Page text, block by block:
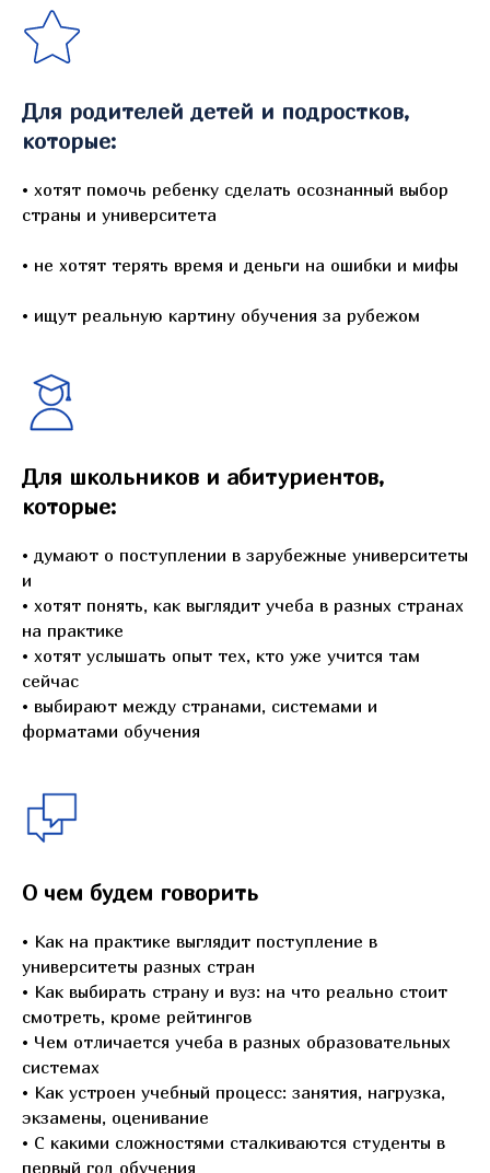
Для родителей детей и подростков,
которые:
• хотят помочь ребенку сделать осознанный выбор
страны и университета
• не хотят терять время и деньги на ошибки и мифы
• ищут реальную картину обучения за рубежом
Для школьников и абитуриентов,
которые:
• думают о поступлении в зарубежные университеты
и
• хотят понять, как выглядит учеба в разных странах
на практике
• хотят услышать опыт тех, кто уже учится там
сейчас
• выбирают между странами, системами и
форматами обучения
О чем будем говорить
• Как на практике выглядит поступление в
университеты разных стран
• Как выбирать страну и вуз: на что реально стоит
смотреть, кроме рейтингов
• Чем отличается учеба в разных образовательных
системах
• Как устроен учебный процесс: занятия, нагрузка,
экзамены, оценивание
• С какими сложностями сталкиваются студенты в
первый год обучения